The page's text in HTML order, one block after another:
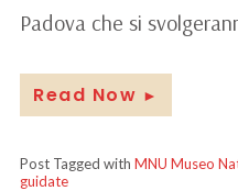
Padova che si
Read Now ►
Post Tagged with MNU Museo
guidate